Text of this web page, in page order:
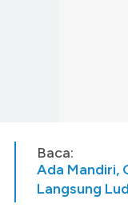
Baca:
Ada Mandiri,
Langsung